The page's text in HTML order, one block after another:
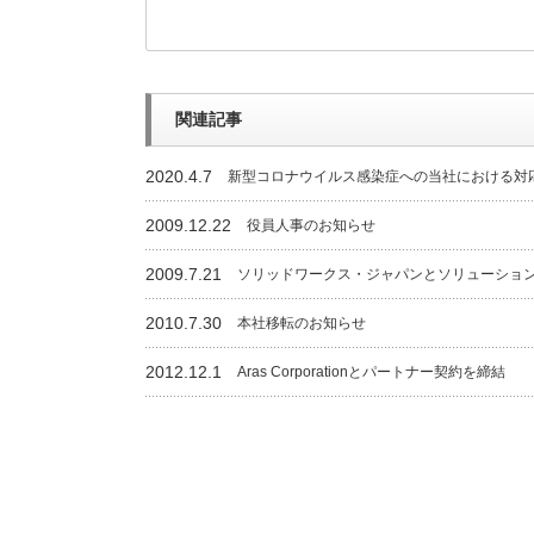
関連記事
2020.4.7 新型コロナウイルス感染症への当社における対
2009.12.22 役員人事のお知らせ
2009.7.21 ソリッドワークス・ジャパンとソリューショ
2010.7.30 本社移転のお知らせ
2012.12.1 Aras Corporationとパートナー契約を締結